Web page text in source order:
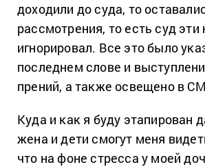
доходили до суда, то
рассмотрения, то есть суд
игнорировал. Все это было
последнем слове и
прений, а также освещено в
Куда и как я буду этапирован
жена и дети смогут меня
что на фоне стресса у моей